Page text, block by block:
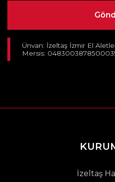
Ünvan: İzeltaş İzmir El
Mersis:
İzeltaş